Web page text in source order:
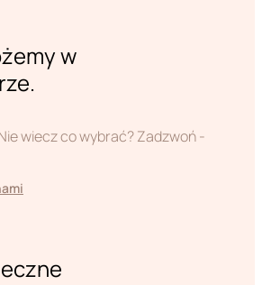
w
wiecz co wybrać? Zadzwoń -